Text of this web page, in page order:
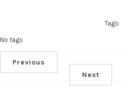
Tags:
No tags
Previous
Next